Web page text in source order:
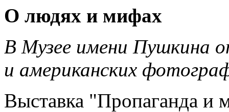
О людях и мифах
В Музее имени Пушкина
и американских
Выставка "Пропаганда и